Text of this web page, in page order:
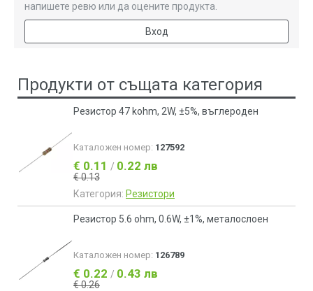
напишете ревю или да оцените продукта.
Вход
Продукти от същата категория
Резистор 47 kohm, 2W, ±5%, въглероден
Каталожен номер: 127592
€ 0.11 / 0.22 лв
€ 0.13
Категория: Резистори
Резистор 5.6 ohm, 0.6W, ±1%, металослоен
Каталожен номер: 126789
€ 0.22 / 0.43 лв
€ 0.26